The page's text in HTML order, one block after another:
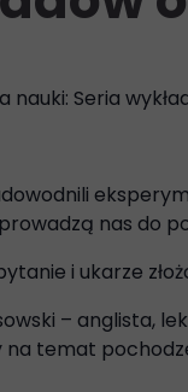
Seria
nas do
i ukarze
– anglista,
na temat